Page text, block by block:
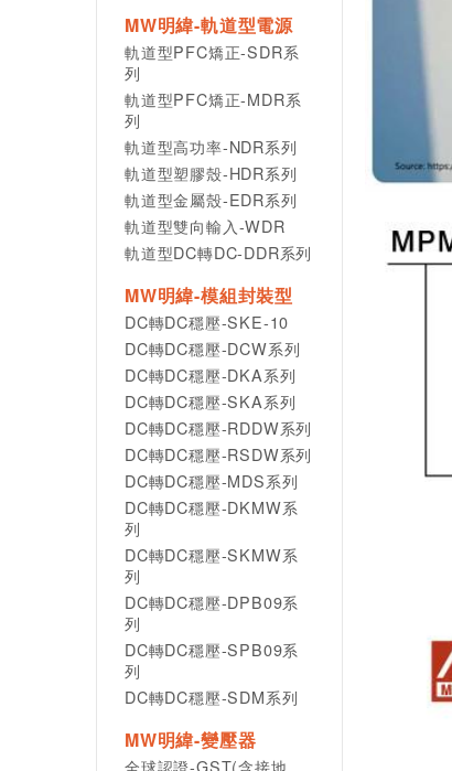
MW明緯-軌道型電源
軌道型PFC矯正-SDR系
列
軌道型PFC矯正-MDR系
列
軌道型高功率-NDR系列
軌道型塑膠殼-HDR系列
軌道型金屬殼-EDR系列
軌道型雙向輸入-WDR
軌道型DC轉DC-DDR系列
MW明緯-模組封裝型
DC轉DC穩壓-SKE-10
DC轉DC穩壓-DCW系列
DC轉DC穩壓-DKA系列
DC轉DC穩壓-SKA系列
DC轉DC穩壓-RDDW系列
DC轉DC穩壓-RSDW系列
DC轉DC穩壓-MDS系列
DC轉DC穩壓-DKMW系
列
DC轉DC穩壓-SKMW系
列
DC轉DC穩壓-DPB09系
列
DC轉DC穩壓-SPB09系
列
DC轉DC穩壓-SDM系列
MW明緯-變壓器
全球認證-GST(含接地